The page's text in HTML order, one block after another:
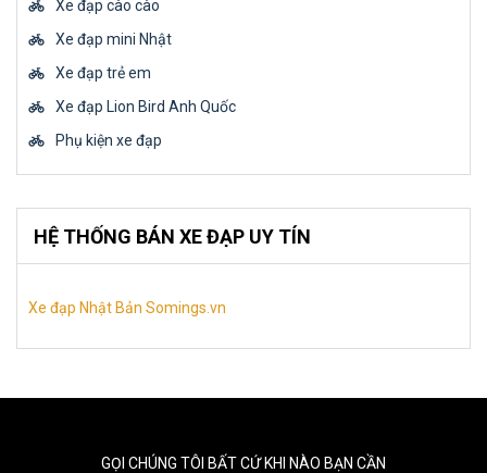
Xe đạp cào cào
Xe đạp mini Nhật
Xe đạp trẻ em
Xe đạp Lion Bird Anh Quốc
Phụ kiện xe đạp
HỆ THỐNG BÁN XE ĐẠP UY TÍN
Xe đạp Nhật Bản Somings.vn
GỌI CHÚNG TÔI BẤT CỨ KHI NÀO BẠN CẦN